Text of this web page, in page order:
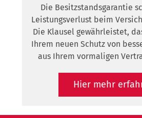
Die Besitzstandsgarantie
Leistungsverlust beim
Die Klausel gewährleistet,
Ihrem neuen Schutz von
aus Ihrem vormaligen
Hier mehr